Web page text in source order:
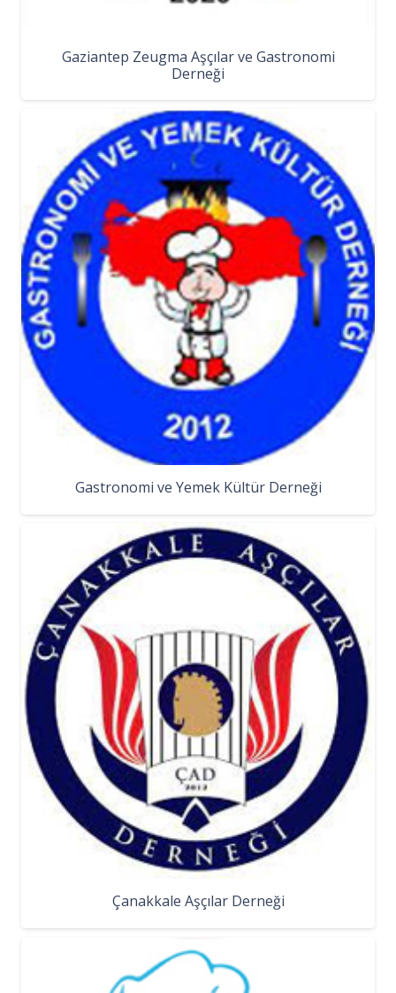
Gaziantep Zeugma Aşçılar ve Gastronomi
Derneği
Gastronomi ve Yemek Kültür Derneği
Çanakkale Aşçılar Derneği